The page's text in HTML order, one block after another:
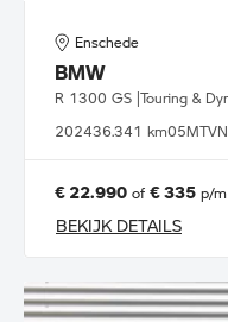
Enschede
BMW
202436.341 km05MTVN
€ 22.990 of € 335 p/m
BEKIJK DETAILS